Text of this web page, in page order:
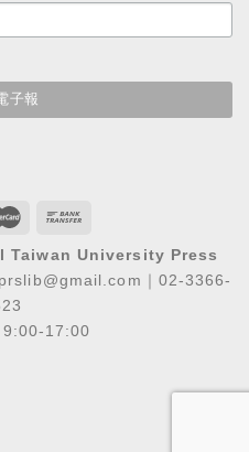
Taiwan University Press
｜02-3366-
17:00